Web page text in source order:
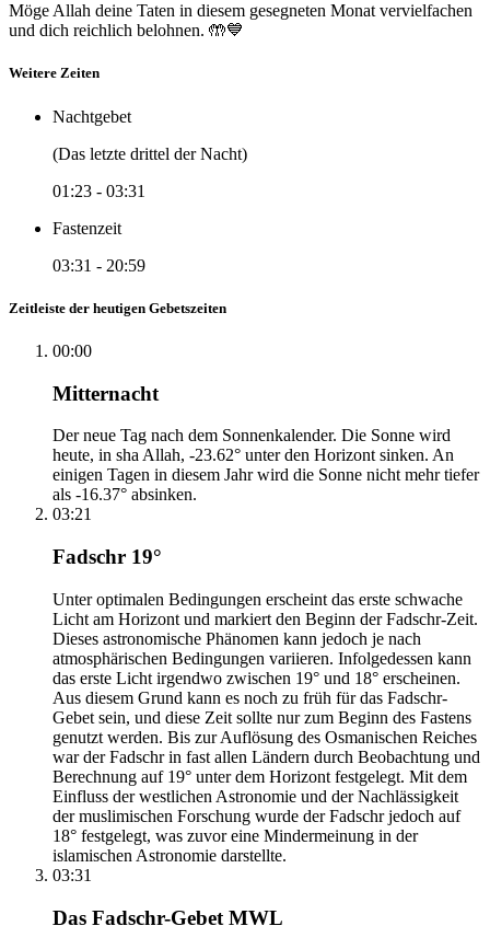
Möge Allah deine Taten in diesem gesegneten Monat vervielfachen
und dich reichlich belohnen. 🤲💙
Weitere Zeiten
Nachtgebet
(Das letzte drittel der Nacht)
01:23 - 03:31
Fastenzeit
03:31 - 20:59
Zeitleiste der heutigen Gebetszeiten
00:00
Mitternacht
Der neue Tag nach dem Sonnenkalender. Die Sonne wird
heute, in sha Allah, -23.62° unter den Horizont sinken. An
einigen Tagen in diesem Jahr wird die Sonne nicht mehr tiefer
als -16.37° absinken.
03:21
Fadschr 19°
Unter optimalen Bedingungen erscheint das erste schwache
Licht am Horizont und markiert den Beginn der Fadschr-Zeit.
Dieses astronomische Phänomen kann jedoch je nach
atmosphärischen Bedingungen variieren. Infolgedessen kann
das erste Licht irgendwo zwischen 19° und 18° erscheinen.
Aus diesem Grund kann es noch zu früh für das Fadschr-
Gebet sein, und diese Zeit sollte nur zum Beginn des Fastens
genutzt werden. Bis zur Auflösung des Osmanischen Reiches
war der Fadschr in fast allen Ländern durch Beobachtung und
Berechnung auf 19° unter dem Horizont festgelegt. Mit dem
Einfluss der westlichen Astronomie und der Nachlässigkeit
der muslimischen Forschung wurde der Fadschr jedoch auf
18° festgelegt, was zuvor eine Mindermeinung in der
islamischen Astronomie darstellte.
03:31
Das Fadschr-Gebet MWL